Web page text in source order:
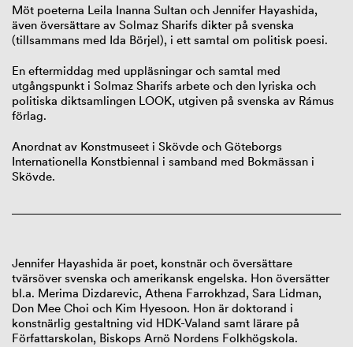
Möt poeterna Leila Inanna Sultan och Jennifer Hayashida,
även översättare av Solmaz Sharifs dikter på svenska
(tillsammans med Ida Börjel), i ett samtal om politisk poesi.
En eftermiddag med uppläsningar och samtal med
utgångspunkt i Solmaz Sharifs arbete och den lyriska och
politiska diktsamlingen LOOK, utgiven på svenska av Rámus
förlag.
Anordnat av Konstmuseet i Skövde och Göteborgs
Internationella Konstbiennal i samband med Bokmässan i
Skövde.
Jennifer Hayashida är poet, konstnär och översättare
tvärsöver svenska och amerikansk engelska. Hon översätter
bl.a. Merima Dizdarevic, Athena Farrokhzad, Sara Lidman,
Don Mee Choi och Kim Hyesoon. Hon är doktorand i
konstnärlig gestaltning vid HDK-Valand samt lärare på
Författarskolan, Biskops Arnö Nordens Folkhögskola.